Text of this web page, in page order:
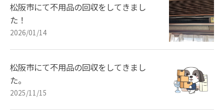
松阪市にて不用品の回収をしてきまし
た！
2026/01/14
松阪市にて不用品の回収をしてきまし
た。
2025/11/15